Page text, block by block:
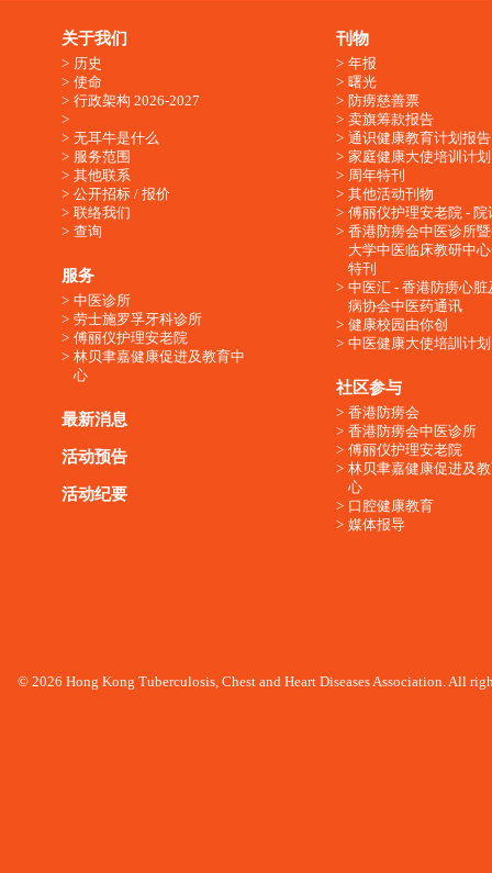
关于我们
历史
使命
行政架构 2026-2027
无耳牛是什么
服务范围
其他联系
公开招标 / 报价
联络我们
查询
服务
中医诊所
劳士施罗孚牙科诊所
傅丽仪护理安老院
林贝聿嘉健康促进及教育中
心
最新消息
活动预告
活动纪要
刊物
年报
曙光
防痨慈善票
卖旗筹款报告
通识健康教育计划报告
家庭健康大使培训计划
周年特刊
其他活动刊物
傅丽仪护理安老院 - 院
香港防痨会中医诊所
大学中医临床教研中
特刊
中医汇 - 香港防痨心脏
病协会中医药通讯
健康校园由你创
中医健康大使培訓计划
社区参与
香港防痨会
香港防痨会中医诊所
傅丽仪护理安老院
林贝聿嘉健康促进及
心
口腔健康教育
媒体报导
© 2026 Hong Kong Tuberculosis, Chest and Heart Diseases Association. All